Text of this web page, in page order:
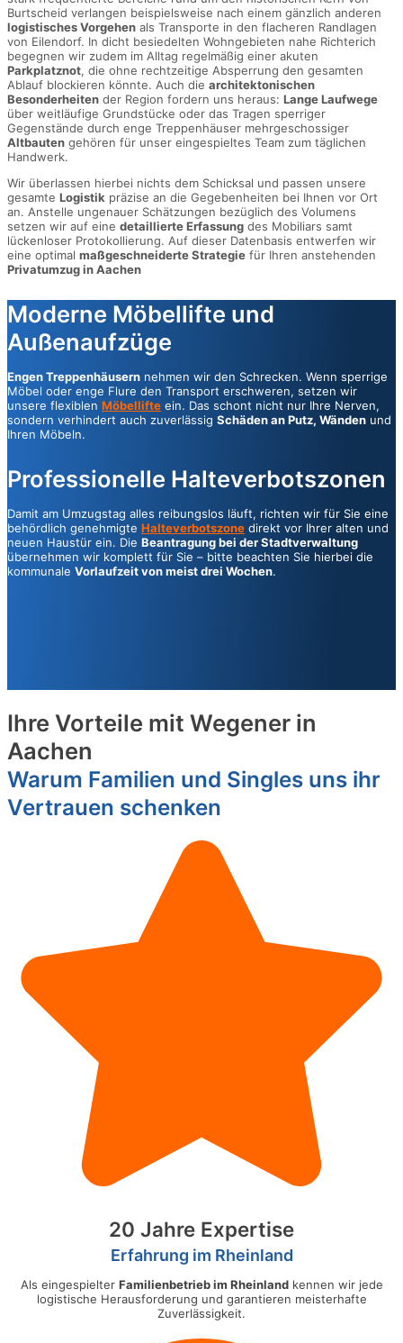
Burtscheid verlangen beispielsweise nach einem gänzlich anderen
logistisches Vorgehen als Transporte in den flacheren Randlagen
von Eilendorf. In dicht besiedelten Wohngebieten nahe Richterich
begegnen wir zudem im Alltag regelmäßig einer akuten
Parkplatznot, die ohne rechtzeitige Absperrung den gesamten
Ablauf blockieren könnte. Auch die architektonischen
Besonderheiten der Region fordern uns heraus: Lange Laufwege
über weitläufige Grundstücke oder das Tragen sperriger
Gegenstände durch enge Treppenhäuser mehrgeschossiger
Altbauten gehören für unser eingespieltes Team zum täglichen
Handwerk.
Wir überlassen hierbei nichts dem Schicksal und passen unsere
gesamte Logistik präzise an die Gegebenheiten bei Ihnen vor Ort
an. Anstelle ungenauer Schätzungen bezüglich des Volumens
setzen wir auf eine detaillierte Erfassung des Mobiliars samt
lückenloser Protokollierung. Auf dieser Datenbasis entwerfen wir
eine optimal maßgeschneiderte Strategie für Ihren anstehenden
Privatumzug in Aachen
Moderne Möbellifte und
Außenaufzüge
Engen Treppenhäusern nehmen wir den Schrecken. Wenn sperrige
Möbel oder enge Flure den Transport erschweren, setzen wir
unsere flexiblen Möbellifte ein. Das schont nicht nur Ihre Nerven,
sondern verhindert auch zuverlässig Schäden an Putz, Wänden und
Ihren Möbeln.
Professionelle Halteverbotszonen
Damit am Umzugstag alles reibungslos läuft, richten wir für Sie eine
behördlich genehmigte Halteverbotszone direkt vor Ihrer alten und
neuen Haustür ein. Die Beantragung bei der Stadtverwaltung
übernehmen wir komplett für Sie – bitte beachten Sie hierbei die
kommunale Vorlaufzeit von meist drei Wochen.
Ihre Vorteile mit Wegener in
Aachen
Warum Familien und Singles uns ihr
Vertrauen schenken
20 Jahre Expertise
Erfahrung im Rheinland
Als eingespielter Familienbetrieb im Rheinlandkennen wir jede
logistische Herausforderung und garantieren meisterhafte
Zuverlässigkeit.